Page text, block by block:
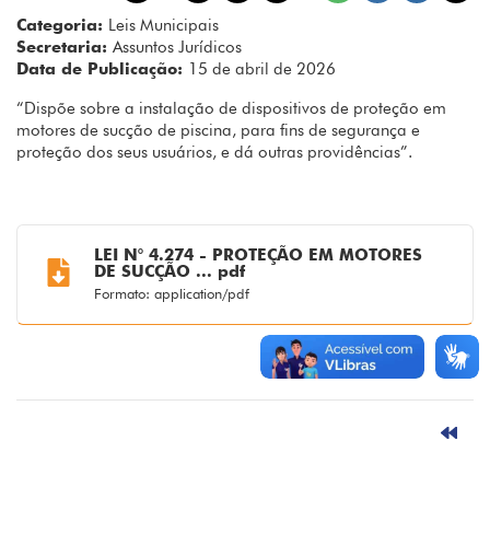
Categoria: Leis Municipais
Secretaria: Assuntos Jurídicos
Data de Publicação: 15 de abril de 2026
“Dispõe sobre a instalação de dispositivos de proteção em
motores de sucção de piscina, para fins de segurança e
proteção dos seus usuários, e dá outras providências”.
LEI N° 4.274 - PROTEÇÃO EM MOTORES
DE SUCÇÃO ... pdf
Formato: application/pdf